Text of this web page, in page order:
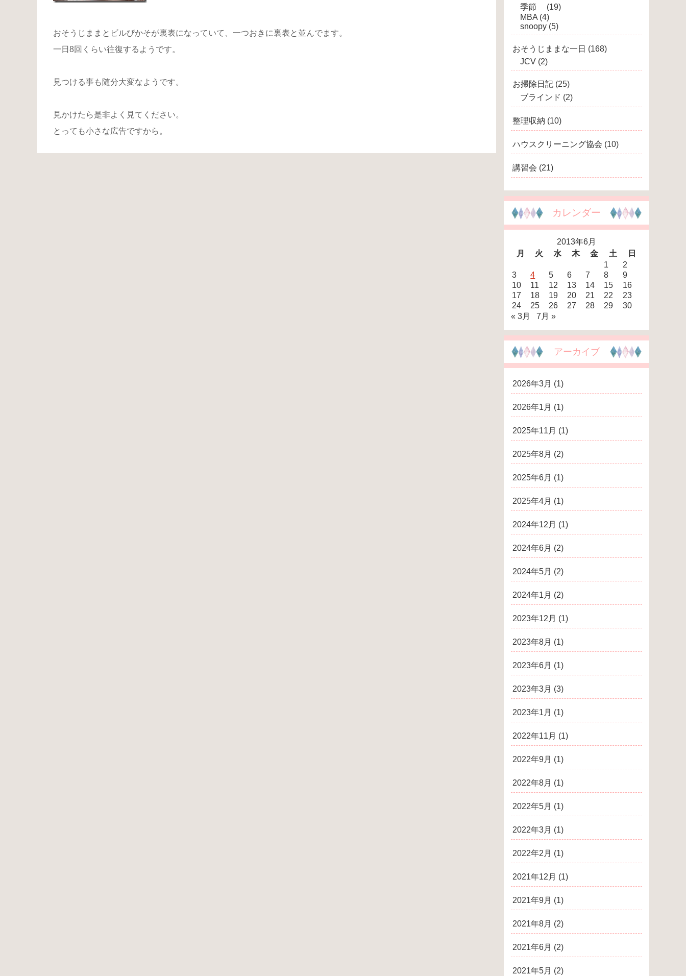
おそうじままとビルぴかそが裏表になっていて、一つおきに裏表と並んでます。
一日8回くらい往復するようです。
見つける事も随分大変なようです。
見かけたら是非よく見てください。
とっても小さな広告ですから。
季節
(19)
MBA (4)
snoopy (5)
おそうじままな一日 (168)
JCV (2)
お掃除日記 (25)
ブラインド (2)
整理収納 (10)
ハウスクリーニング協会 (10)
講習会 (21)
カレンダー
2013年6月
月
火 水 木 金 土
日
1
2
3
4 5 6 7 8
9
10
11 12 13 14 15
16
17
18 19 20 21 22
23
24
25 26 27 28 29
30
« 3月
7月 »
アーカイブ
2026年3月 (1)
2026年1月 (1)
2025年11月 (1)
2025年8月 (2)
2025年6月 (1)
2025年4月 (1)
2024年12月 (1)
2024年6月 (2)
2024年5月 (2)
2024年1月 (2)
2023年12月 (1)
2023年8月 (1)
2023年6月 (1)
2023年3月 (3)
2023年1月 (1)
2022年11月 (1)
2022年9月 (1)
2022年8月 (1)
2022年5月 (1)
2022年3月 (1)
2022年2月 (1)
2021年12月 (1)
2021年9月 (1)
2021年8月 (2)
2021年6月 (2)
2021年5月 (2)